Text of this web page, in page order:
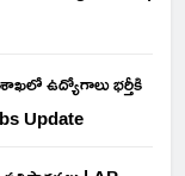
ఉద్యోగాలు భర్తీకి
Update